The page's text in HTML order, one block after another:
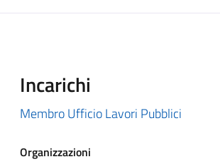
Incarichi
Membro Ufficio Lavori Pubblici
Organizzazioni